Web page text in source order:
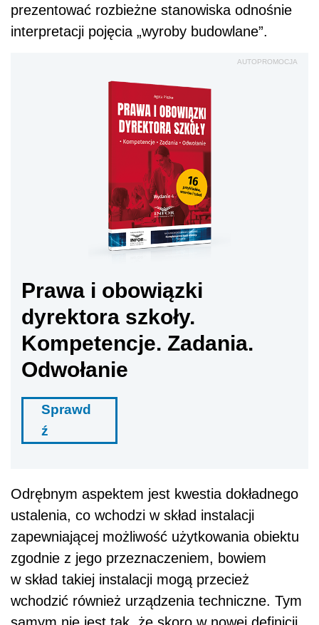
prezentować rozbieżne stanowiska odnośnie
interpretacji pojęcia „wyroby budowlane”.
AUTOPROMOCJA
Prawa i obowiązki
dyrektora szkoły.
Kompetencje. Zadania.
Odwołanie
Sprawd
ź
Odrębnym aspektem jest kwestia dokładnego
ustalenia, co wchodzi w skład instalacji
zapewniającej możliwość użytkowania obiektu
zgodnie z jego przeznaczeniem, bowiem
w skład takiej instalacji mogą przecież
wchodzić również urządzenia techniczne. Tym